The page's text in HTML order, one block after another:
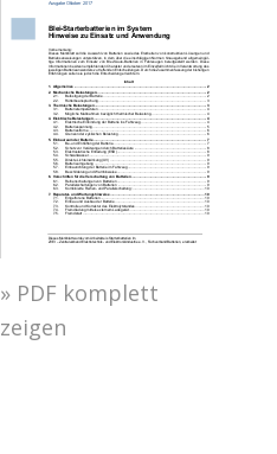
» PDF komplett
zeigen